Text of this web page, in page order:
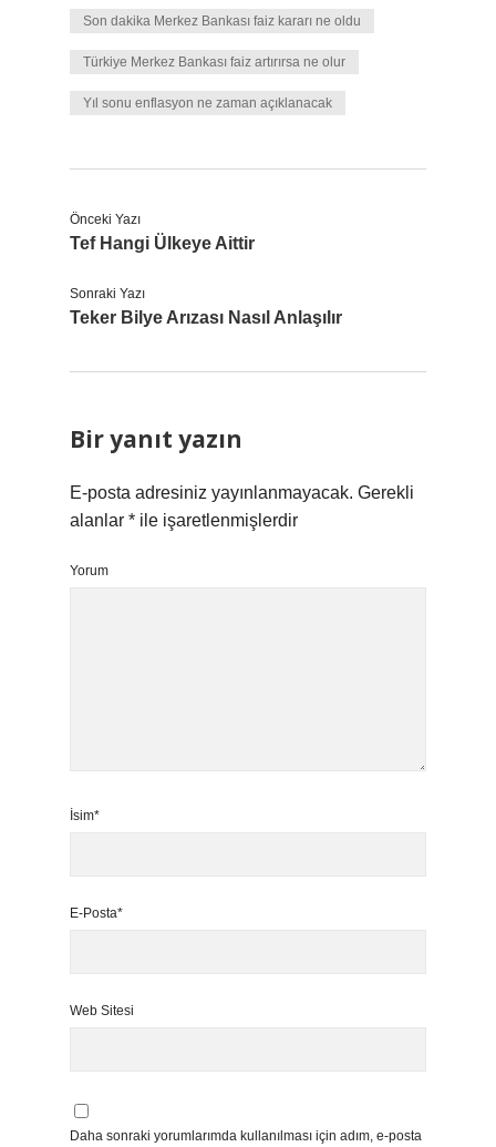
Son dakika Merkez Bankası faiz kararı ne oldu
Türkiye Merkez Bankası faiz artırırsa ne olur
Yıl sonu enflasyon ne zaman açıklanacak
Önceki Yazı
Tef Hangi Ülkeye Aittir
Sonraki Yazı
Teker Bilye Arızası Nasıl Anlaşılır
Bir yanıt yazın
E-posta adresiniz yayınlanmayacak. Gerekli
alanlar * ile işaretlenmişlerdir
Yorum
İsim*
E-Posta*
Web Sitesi
Daha sonraki yorumlarımda kullanılması için adım, e-posta